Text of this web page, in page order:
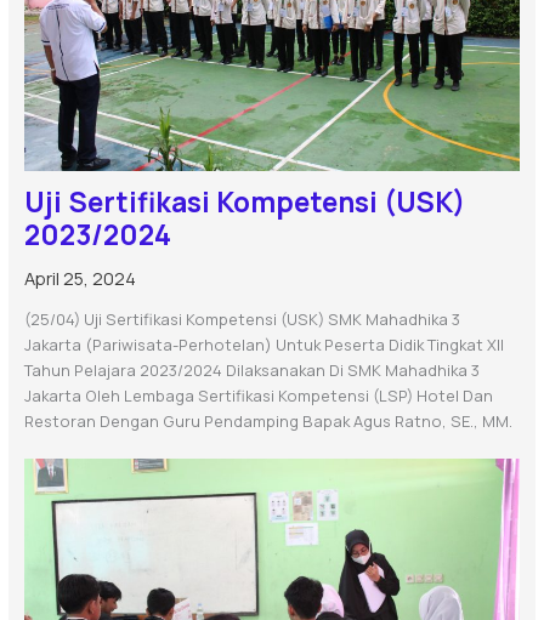
Uji Sertifikasi Kompetensi (USK)
2023/2024
April 25, 2024
(25/04) Uji Sertifikasi Kompetensi (USK) SMK Mahadhika 3
Jakarta (Pariwisata-Perhotelan) Untuk Peserta Didik Tingkat XII
Tahun Pelajara 2023/2024 Dilaksanakan Di SMK Mahadhika 3
Jakarta Oleh Lembaga Sertifikasi Kompetensi (LSP) Hotel Dan
Restoran Dengan Guru Pendamping Bapak Agus Ratno, SE., MM.